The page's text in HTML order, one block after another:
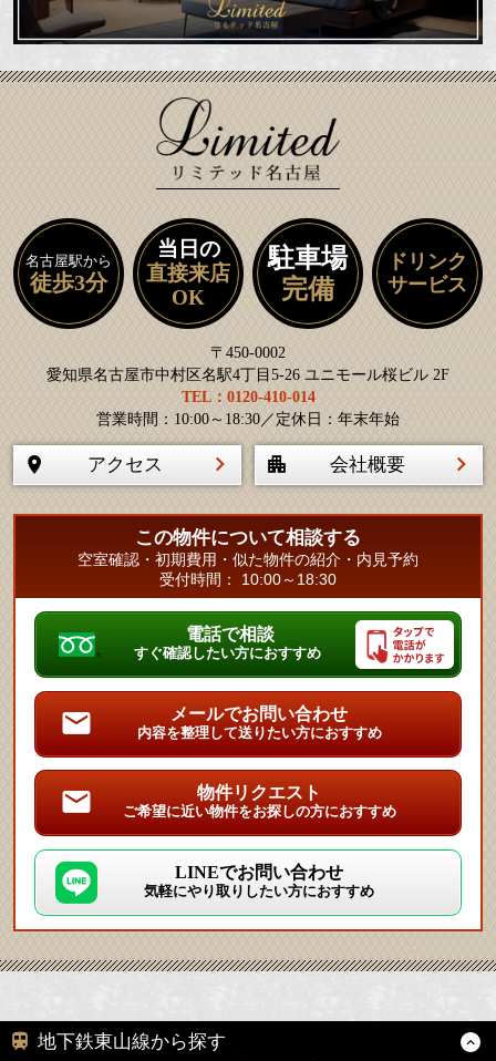
名古屋駅から
徒歩3分
当日の
直接来店
OK
駐車場
完備
ドリンク
サービス
〒450-0002
愛知県名古屋市中村区名駅4丁目5-26 ユニモール桜ビル 2F
TEL：0120-410-014
営業時間：10:00～18:30／定休日：年末年始
アクセス 会社概要
この物件について相談する
空室確認・初期費用・似た物件の紹介・内見予約
受付時間： 10:00～18:30
電話で相談
すぐ確認したい方におすすめ
メールでお問い合わせ
内容を整理して送りたい方におすすめ
物件リクエスト
ご希望に近い物件をお探しの方におすすめ
LINEでお問い合わせ
気軽にやり取りしたい方におすすめ
地下鉄東山線から探す